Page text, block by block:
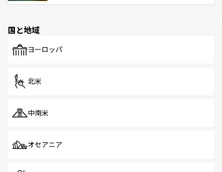
で、ホーカーズは地元の風情を楽しめる外せないスポット
国と地域
ヨーロッパ
北米
中南米
オセアニア